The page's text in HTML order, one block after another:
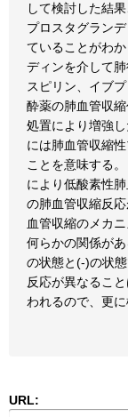
して検討した結
プロスタグラン
ていることがわ
ディンを介して
スピリン、イブ
酔薬の肺血管収
処置により増強
には肺血管収縮
ことを意味する
により低酸素性
の肺血管収縮反
血管収縮のメカ
何らかの関係が
の状態と(-)の状
反応が異なるこ
われるので、更に
URL: